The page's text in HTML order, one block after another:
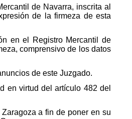
de Navarra, inscrita al
de la firmeza de esta
en el Registro Mercantil de
comprensivo de los datos
de este Juzgado.
en virtud del artículo 482 del
a fin de poner en su